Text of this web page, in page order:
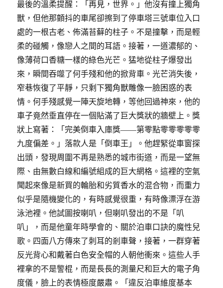
最後的溫柔提醒：「再見，世界。」他沒有撞上獨角
獸，但他那顫抖的車尾卻擦到了停車塔三號車位入口
處的一根古老、佈滿苔蘚的柱子。不是撞擊，而是輕
柔的碰觸，像戀人之間的耳語。接著，一道濃郁的、
像薄荷口香糖一樣的綠色光芒。猛地從柱子爆發出
來，瞬間吞噬了何手殘和他的掀背車。光芒消失後，
窄巷恢復了平靜，只剩下獨角獸雕像一臉困惑的表
情。何手殘感覺一陣天旋地轉，等他回過神來，他的
車子竟然垂直停在一個貼滿了巨大獎狀的牆壁上。獎
狀上寫著：「完美倒車入庫獎——第零點零零零零零
九度偏差。」落款人是「倒車王」。他趕緊從車窗探
出頭，發現周圍不再是熟悉的城市街道，而是一望無
際、由無數白線和編號組成的巨大網格。這裡的空氣
聞起來像是新買的輪胎和劣質香水的混合物，而重力
似乎是隨機變化的，有時感覺很重，有時像漂浮在游
泳池裡。他試圖按喇叭，但喇叭發出的不是「叭
叭」，而是他童年時學會的、關於泊車口訣的魔性兒
歌。四面八方傳來了刺耳的剎車聲，接著，一群穿著
反光背心和戴著白色安全帽的人朝他衝來。這些人手
裡拿的不是警棍，而是長長的測量尺和巨大的電子角
度儀，臉上的表情極度嚴肅。「違反泊車維度基本